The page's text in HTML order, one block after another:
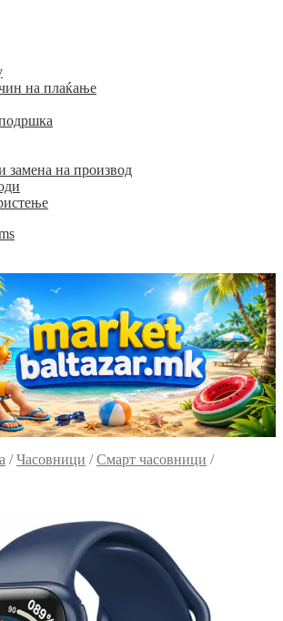
на плаќање
замена на производ
/Часовници /Смарт часовници /